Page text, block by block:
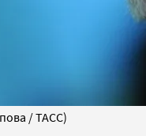
/ ТАСС)